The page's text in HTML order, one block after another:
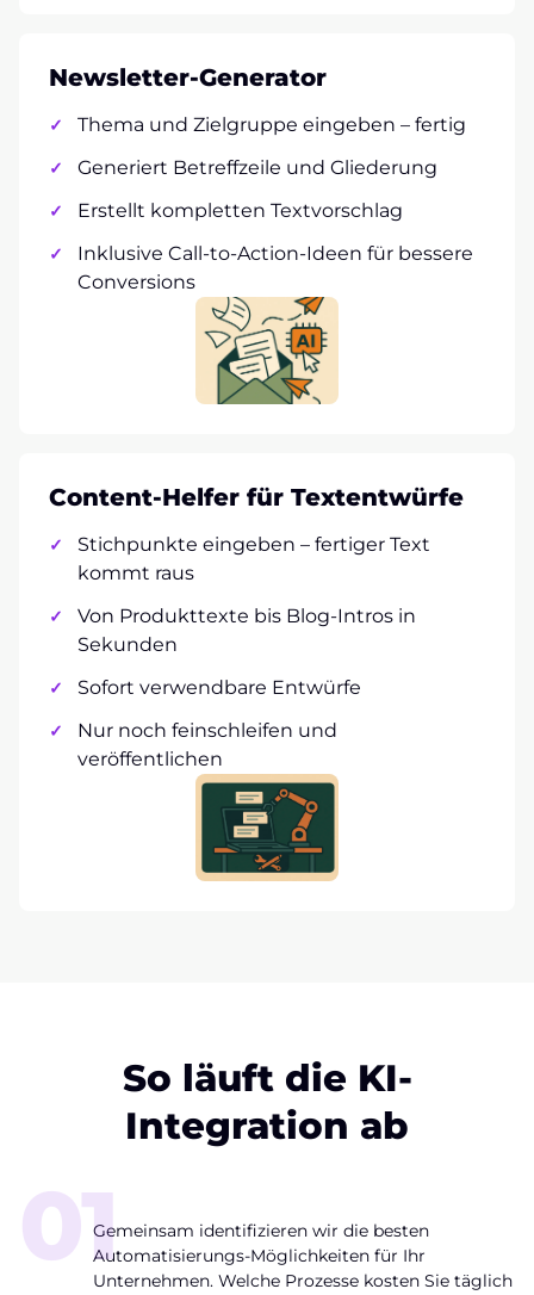
Newsletter-Generator
Thema und Zielgruppe eingeben – fertig
Generiert Betreffzeile und Gliederung
Erstellt kompletten Textvorschlag
Inklusive Call-to-Action-Ideen für bessere
Conversions
Content-Helfer für Textentwürfe
Stichpunkte eingeben – fertiger Text
kommt raus
Von Produkttexte bis Blog-Intros in
Sekunden
Sofort verwendbare Entwürfe
Nur noch feinschleifen und
veröffentlichen
So läuft die KI-
Integration ab
01Potenzial-Analyse
Gemeinsam identifizieren wir die besten
Automatisierungs-Möglichkeiten für Ihr
Unternehmen. Welche Prozesse kosten Sie täglich